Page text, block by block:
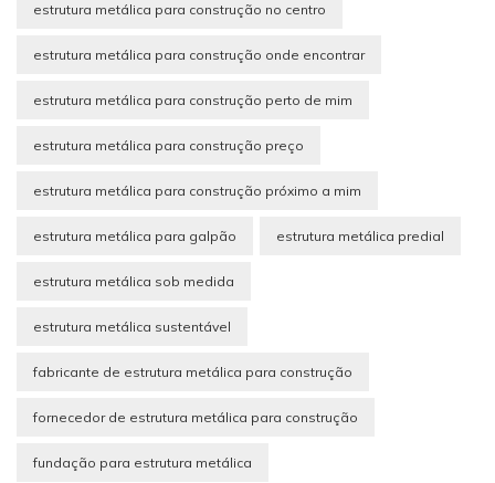
estrutura metálica para construção no centro
estrutura metálica para construção onde encontrar
estrutura metálica para construção perto de mim
estrutura metálica para construção preço
estrutura metálica para construção próximo a mim
estrutura metálica para galpão estrutura metálica predial
estrutura metálica sob medida
estrutura metálica sustentável
fabricante de estrutura metálica para construção
fornecedor de estrutura metálica para construção
fundação para estrutura metálica